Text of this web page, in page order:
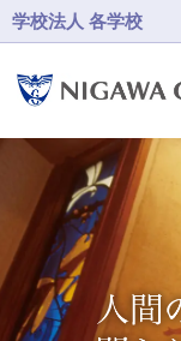
学校法人 各学校